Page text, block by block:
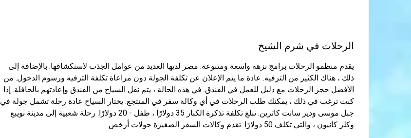
الرحلات في شرم الشيخ
يقدم منظمو الرحلات برامج نزهة واسعة ومتنوعة. مصر لديها العديد من عوامل الجذب لاستكشافها. بالإضافة إلى
ذلك ، هناك الكثير من الترفيه. عادة ما يتم الإعلان عن تكلفة الجولة دون مراعاة تكلفة الترفيه ورسوم الدخول. من
الأفضل حجز الرحلات مع دليل للعمل في الفندق. في هذه الحالة ، يتم نقل السياح من الفندق وإعادتهم بالحافلة. إذا
كنت ترغب في ذلك ، يمكنك طلب الرحلات في أي وكالة سفر في المنتجع. يختار السياح عادة رحلة تشمل جولة في
جبل موسى ودير سانت كاترين. تبلغ تكلفة تذكرة الكبار 35 دولارًا ، طفل - 20 دولارًا. رحلة شعبية إلى مدينة نويبع
وكلر كانيون ، والتي تكلف 50 دولارًا. تقدم وكالات السفر الصغيرة جولات أرخص.